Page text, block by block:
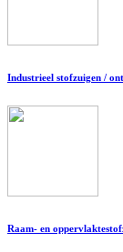
Industrieel stofzuigen /
Raam- en